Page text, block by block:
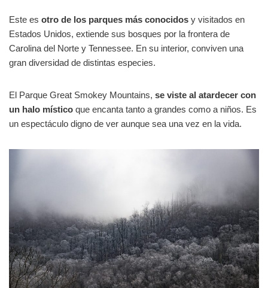
Este es otro de los parques más conocidos y visitados en
Estados Unidos, extiende sus bosques por la frontera de
Carolina del Norte y Tennessee. En su interior, conviven una
gran diversidad de distintas especies.
El Parque Great Smokey Mountains, se viste al atardecer con
un halo místico que encanta tanto a grandes como a niños. Es
un espectáculo digno de ver aunque sea una vez en la vida.